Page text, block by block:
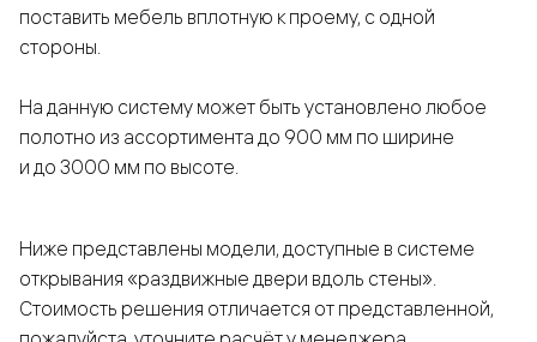
поставить мебель вплотную к проему, с одной
стороны.
На данную систему может быть установлено любое
полотно из ассортимента до 900 мм по ширине
и до 3000 мм по высоте.
Ниже представлены модели, доступные в системе
открывания «раздвижные двери вдоль стены».
Стоимость решения отличается от представленной,